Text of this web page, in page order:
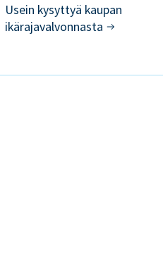
Usein kysyttyä kaupan
ikärajavalvonnasta